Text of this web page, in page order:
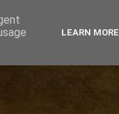
LEARN MORE